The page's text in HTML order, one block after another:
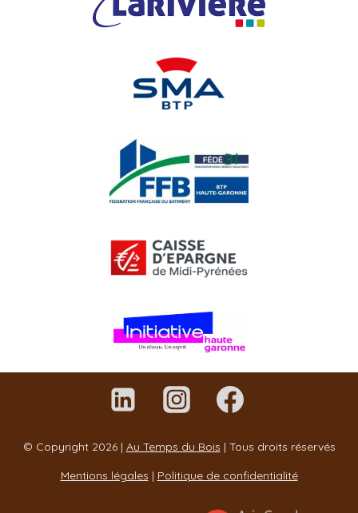
© Copyright 2026 | Au Temps du Bois | Tous droits réservés
Mentions légales | Politique de confidentialité